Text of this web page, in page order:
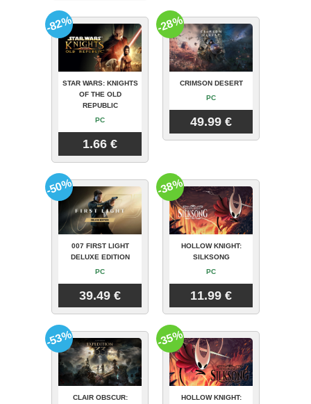
STAR WARS: KNIGHTS
OF THE OLD
REPUBLIC
PC
1.66 €
-82%
CRIMSON DESERT
PC
49.99 €
-28%
007 FIRST LIGHT
DELUXE EDITION
PC
39.49 €
-50%
HOLLOW KNIGHT:
SILKSONG
PC
11.99 €
-38%
CLAIR OBSCUR:
-53%
HOLLOW KNIGHT:
-35%